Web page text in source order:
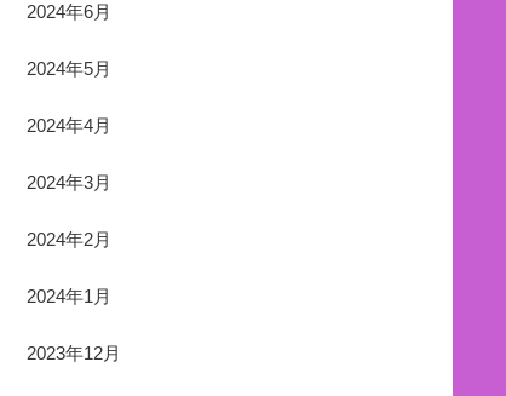
2024年6月
2024年5月
2024年4月
2024年3月
2024年2月
2024年1月
2023年12月